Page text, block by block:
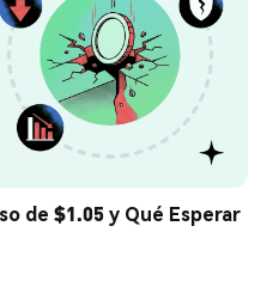
de $1.05 y Qué Esperar